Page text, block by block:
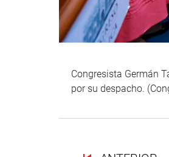
Congresista Germán
por su despacho.